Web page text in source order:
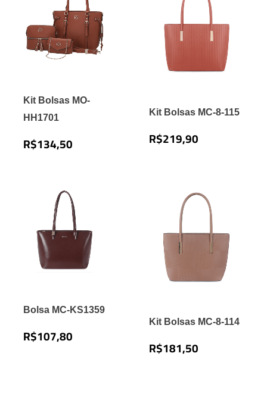
Kit Bolsas MO-
HH1701
R$134,50
Kit Bolsas MC-8-115
R$219,90
Bolsa MC-KS1359
R$107,80
Kit Bolsas MC-8-114
R$181,50